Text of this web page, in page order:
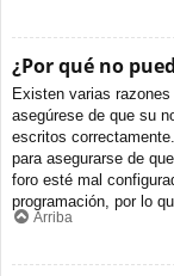
¿Por qué no
Existen varias
asegúrese de que su
escritos
para asegurarse de
foro esté mal
programación, por lo
Arriba